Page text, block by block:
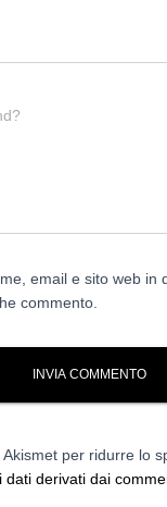
email e sito web in
commento.
per ridurre lo
dati derivati dai